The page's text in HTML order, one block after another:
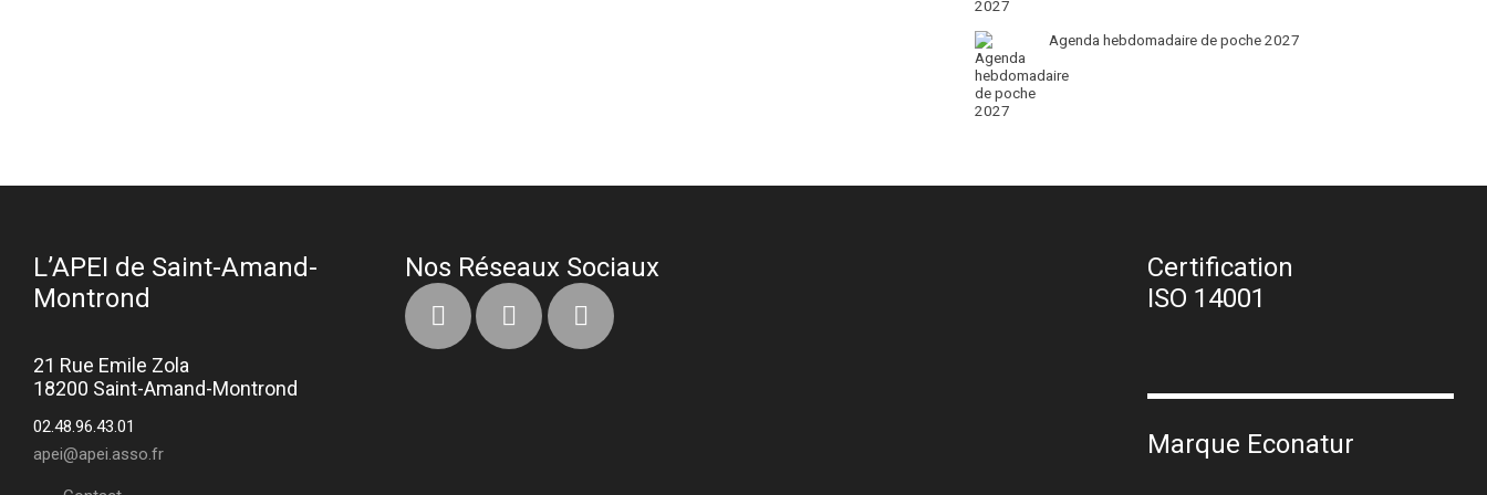
Agenda hebdomadaire de poche 2027
L’APEI de Saint-Amand-
Montrond
21 Rue Emile Zola
18200 Saint-Amand-Montrond
02.48.96.43.01
apei@apei.asso.fr
Nos Réseaux Sociaux
Certification
ISO 14001
Marque Econatur